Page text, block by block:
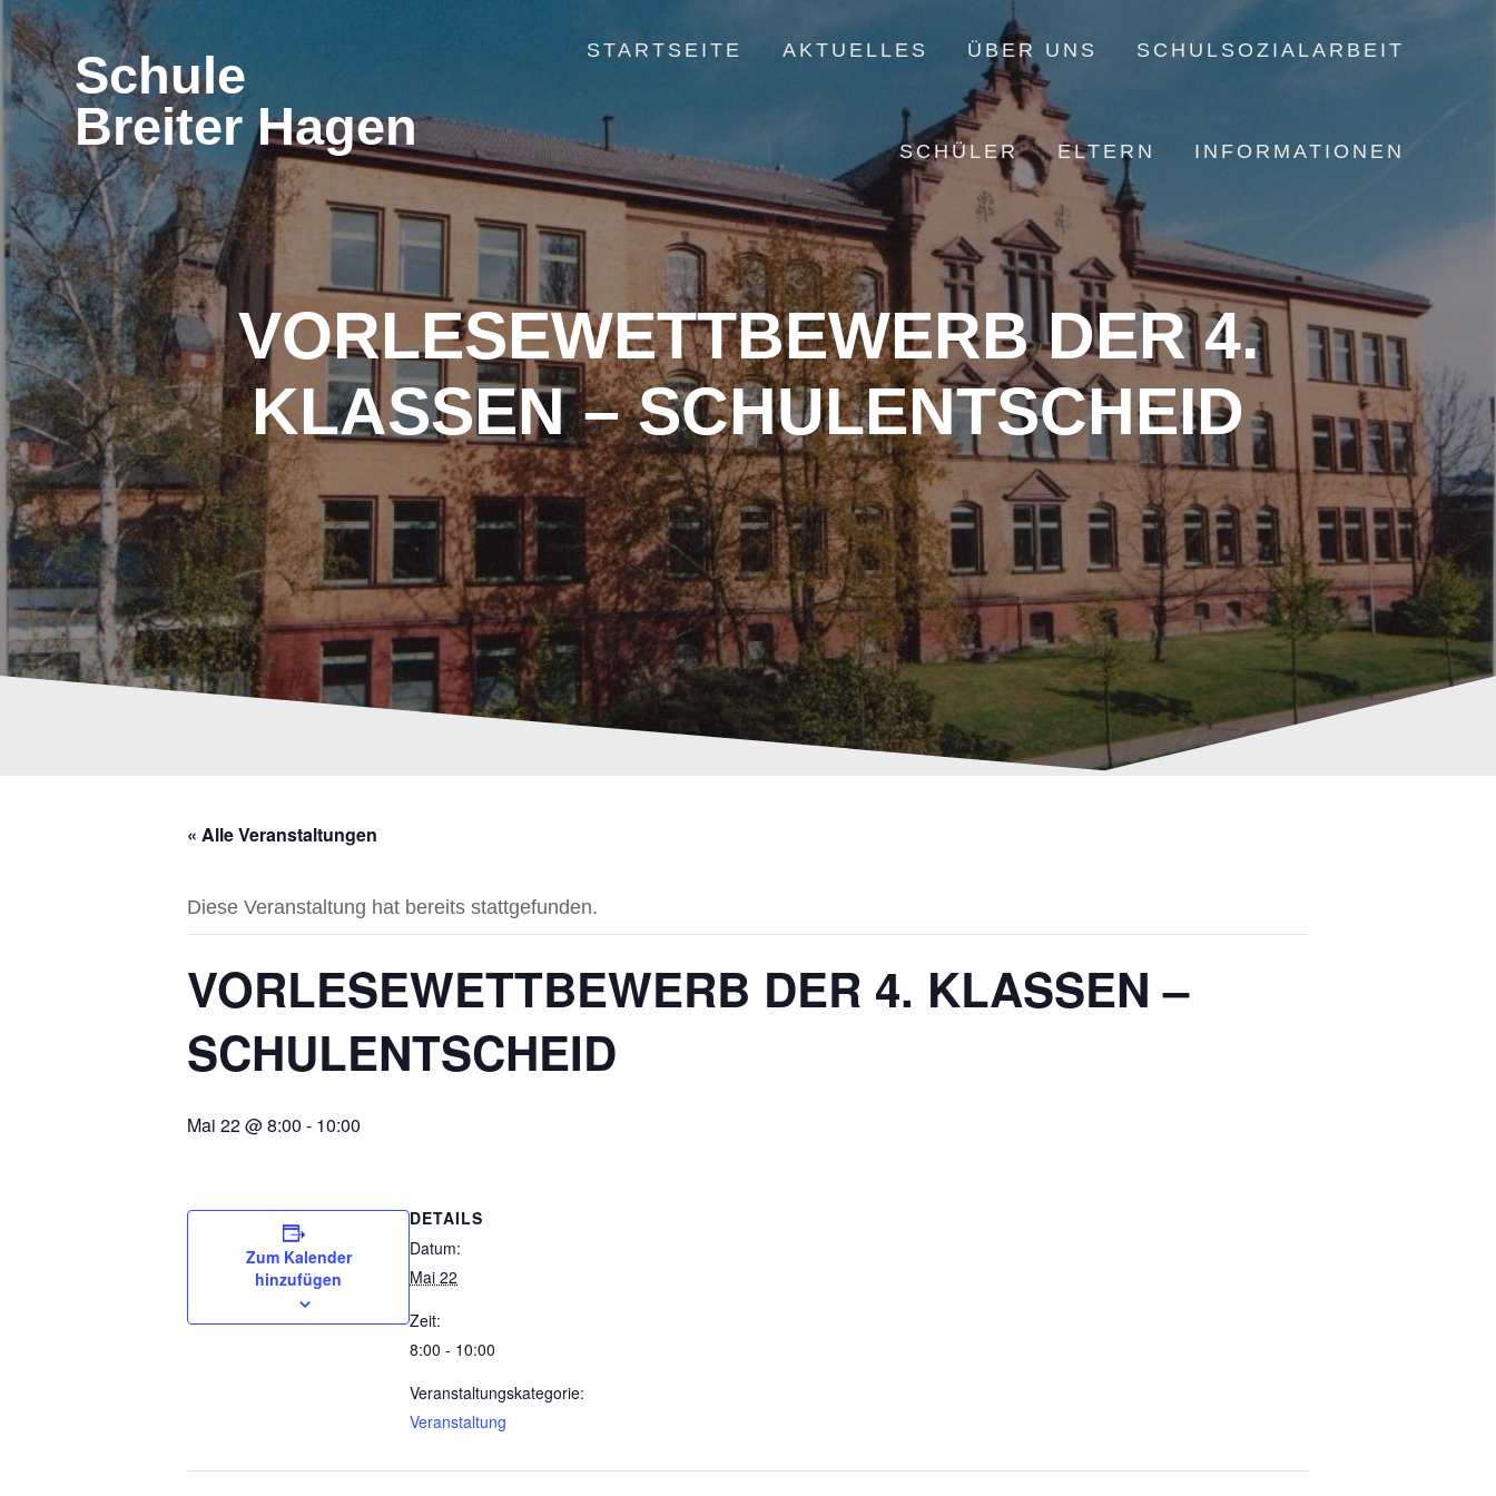
Zum
Inhalt
springenSchule
Breiter Hagen
STARTSEITE AKTUELLES ÜBER UNS SCHULSOZIALARBEIT
SCHÜLER ELTERN INFORMATIONEN
VORLESEWETTBEWERB DER 4.
KLASSEN – SCHULENTSCHEID
« Alle Veranstaltungen
Diese Veranstaltung hat bereits stattgefunden.
VORLESEWETTBEWERB DER 4. KLASSEN –
SCHULENTSCHEID
Mai 22 @ 8:00 - 10:00
Zum Kalender
hinzufügen
DETAILS
Datum:
Mai 22
Zeit:
8:00 - 10:00
Veranstaltungskategorie:
Veranstaltung